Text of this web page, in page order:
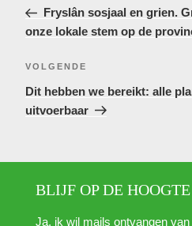
berichtFryslân sosjaal en grien.
onze lokale stem op de
Volgend
bericht
VOLGENDE
Dit hebben we bereikt: alle
uitvoerbaar
BLIJF OP DE HOOGTE
Ja, ik wil mails ontvangen